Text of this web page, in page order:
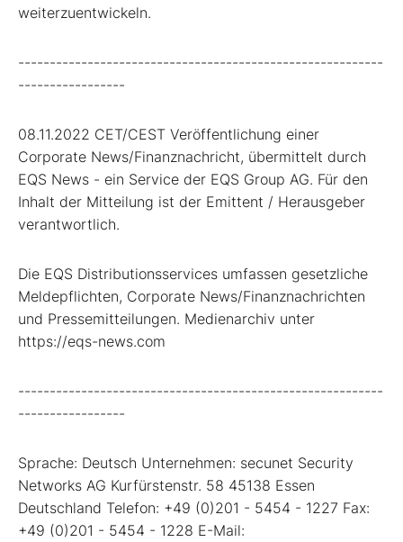
weiterzuentwickeln.
----------------------------------------------------------
-----------------
08.11.2022 CET/CEST Veröffentlichung einer
Corporate News/Finanznachricht, übermittelt durch
EQS News - ein Service der EQS Group AG. Für den
Inhalt der Mitteilung ist der Emittent / Herausgeber
verantwortlich.
Die EQS Distributionsservices umfassen gesetzliche
Meldepflichten, Corporate News/Finanznachrichten
und Pressemitteilungen. Medienarchiv unter
https://eqs-news.com
----------------------------------------------------------
-----------------
Sprache: Deutsch Unternehmen: secunet Security
Networks AG Kurfürstenstr. 58 45138 Essen
Deutschland Telefon: +49 (0)201 - 5454 - 1227 Fax:
+49 (0)201 - 5454 - 1228 E-Mail: